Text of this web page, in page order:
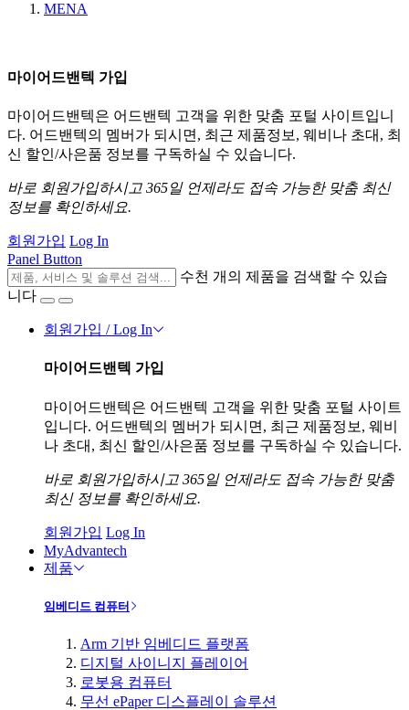
MENA
마이어드밴텍 가입
마이어드밴텍은 어드밴텍 고객을 위한 맞춤 포털 사이트입니
다. 어드밴텍의 멤버가 되시면, 최근 제품정보, 웨비나 초대, 최
신 할인/사은품 정보를 구독하실 수 있습니다.
바로 회원가입하시고 365일 언제라도 접속 가능한 맞춤 최신
정보를 확인하세요.
회원가입 Log In
Panel Button
수천 개의 제품을 검색할 수 있습
니다
회원가입 / Log In
마이어드밴텍 가입
마이어드밴텍은 어드밴텍 고객을 위한 맞춤 포털 사이트
입니다. 어드밴텍의 멤버가 되시면, 최근 제품정보, 웨비
나 초대, 최신 할인/사은품 정보를 구독하실 수 있습니다.
바로 회원가입하시고 365일 언제라도 접속 가능한 맞춤
최신 정보를 확인하세요.
회원가입 Log In
MyAdvantech
제품
임베디드 컴퓨터
Arm 기반 임베디드 플랫폼
디지털 사이니지 플레이어
로봇용 컴퓨터
무선 ePaper 디스플레이 솔루션